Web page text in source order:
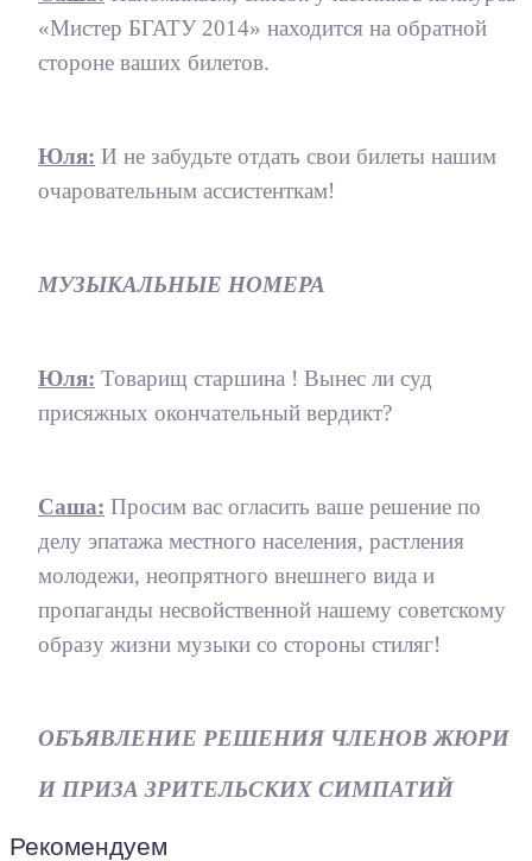
«Мистер БГАТУ 2014» находится на обратной
стороне ваших билетов.
Юля: И не забудьте отдать свои билеты нашим
очаровательным ассистенткам!
МУЗЫКАЛЬНЫЕ НОМЕРА
Юля: Товарищ старшина ! Вынес ли суд
присяжных окончательный вердикт?
Саша: Просим вас огласить ваше решение по
делу эпатажа местного населения, растления
молодежи, неопрятного внешнего вида и
пропаганды несвойственной нашему советскому
образу жизни музыки со стороны стиляг!
ОБЪЯВЛЕНИЕ РЕШЕНИЯ ЧЛЕНОВ ЖЮРИ
И ПРИЗА ЗРИТЕЛЬСКИХ СИМПАТИЙ
Рекомендуем